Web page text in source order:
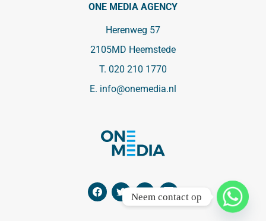
ONE MEDIA AGENCY
Herenweg 57
2105MD Heemstede
T. 020 210 1770
E. info@onemedia.nl
Neem contact op